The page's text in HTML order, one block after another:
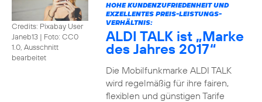
Credits: Pixabay User
Janeb13 | Foto: CC0
1.0, Ausschnitt
bearbeitet
HOHE KUNDENZUFRIEDENHEIT UND
EXZELLENTES PREIS-LEISTUNGS-
VERHÄLTNIS:
ALDI TALK ist „Marke
des Jahres 2017“
Die Mobilfunkmarke ALDI TALK
wird regelmäßig für ihre fairen,
flexiblen und günstigen Tarife